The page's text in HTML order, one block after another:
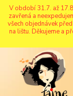
V období 31.7. až
zavřená a
všech objednávek
na lištu. Děkujeme a